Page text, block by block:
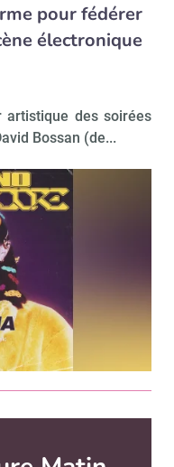
pour fédérer
électronique
artistique des soirées
Bossan (de...